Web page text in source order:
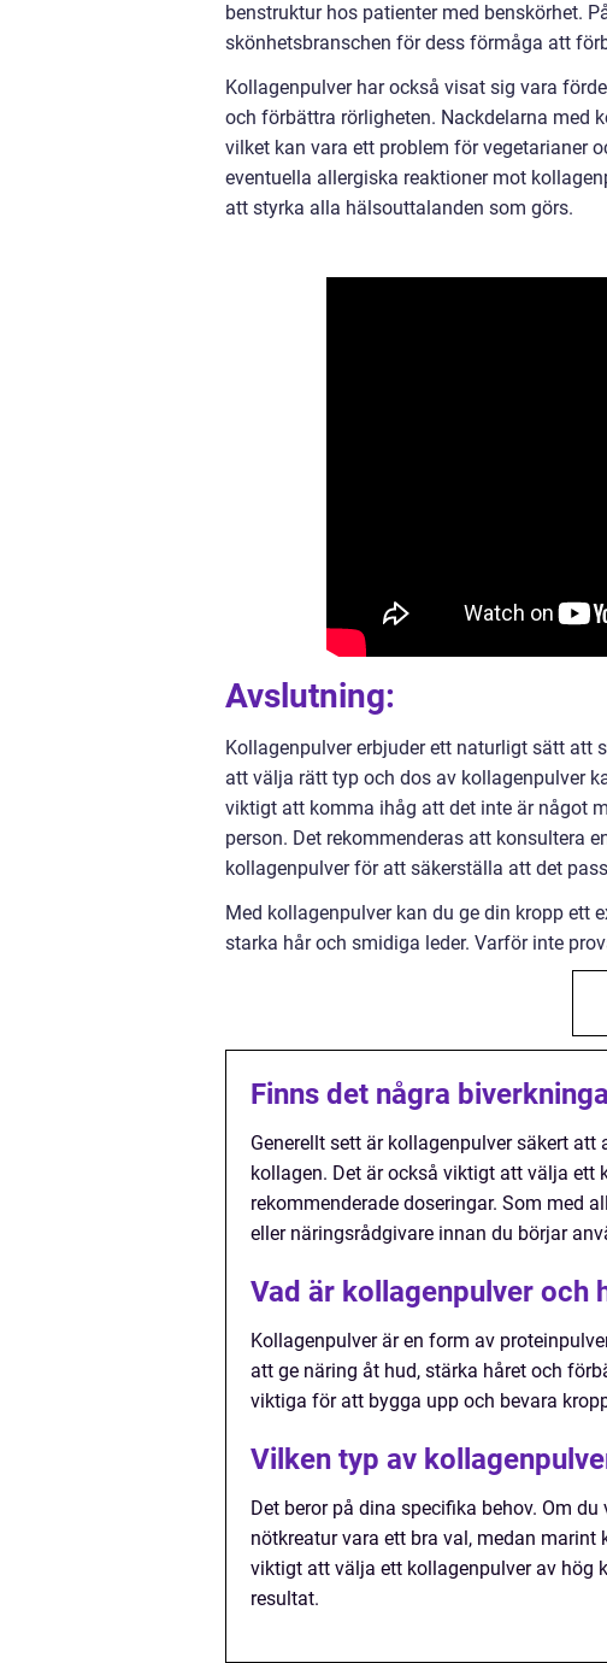
benstruktur hos patienter med benskörhet.
skönhetsbranschen för dess förmåga att
Kollagenpulver har också visat sig vara
och förbättra rörligheten. Nackdelarna med
vilket kan vara ett problem för vegetarianer
eventuella allergiska reaktioner mot
att styrka alla hälsouttalanden som görs.
Avslutning:
Kollagenpulver erbjuder ett naturligt sätt att
att välja rätt typ och dos av kollagenpulver
viktigt att komma ihåg att det inte är något
person. Det rekommenderas att konsultera
kollagenpulver för att säkerställa att det
Med kollagenpulver kan du ge din kropp ett
starka hår och smidiga leder. Varför inte
Finns det några
Generellt sett är kollagenpulver säkert
kollagen. Det är också viktigt att välja
rekommenderade doseringar. Som med
eller näringsrådgivare innan du börjar
Vad är kollagenpulver och
Kollagenpulver är en form av
att ge näring åt hud, stärka håret och
viktiga för att bygga upp och bevara
Vilken typ av
Det beror på dina specifika behov. Om
nötkreatur vara ett bra val, medan
viktigt att välja ett kollagenpulver av hög
resultat.